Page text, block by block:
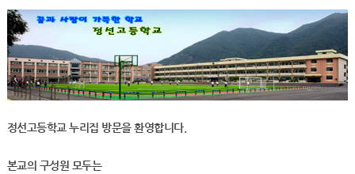
정선고등학교 누리집 방문을 환영합니다.
본교의 구성원 모두는